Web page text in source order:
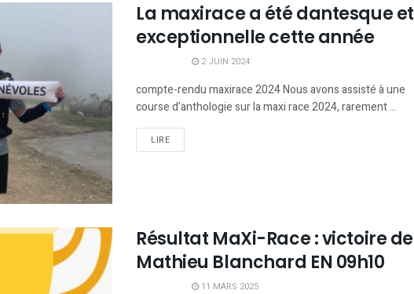
La maxirace a été dantesque et
exceptionnelle cette année
2 JUIN 2024
compte-rendu maxirace 2024 Nous avons assisté à une
course d’anthologie sur la maxi race 2024, rarement ...
LIRE
Résultat MaXi-Race : victoire de
Mathieu Blanchard EN 09h10
11 MARS 2025